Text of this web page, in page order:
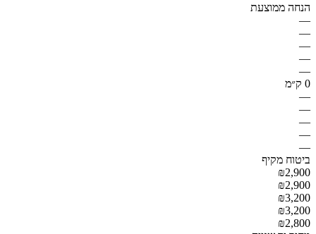
הנחה ממוצעת
—
—
—
—
—
0 ק״מ
—
—
—
—
—
ביטוח מקיף
₪2,900
₪2,900
₪3,200
₪3,200
₪2,800